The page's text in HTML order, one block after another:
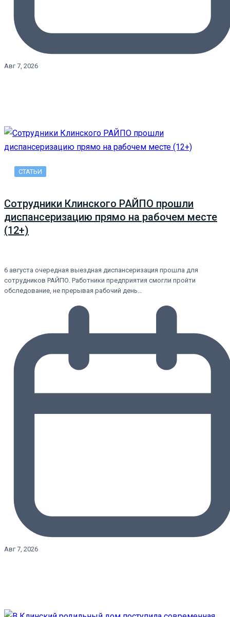
Авг 7, 2026
СТАТЬИ
Сотрудники Клинского РАЙПО прошли
диспансеризацию прямо на рабочем месте
(12+)
6 августа очередная выездная диспансеризация прошла для
сотрудников РАЙПО. Работники предприятия смогли пройти
обследование, не прерывая рабочий день…
Авг 7, 2026